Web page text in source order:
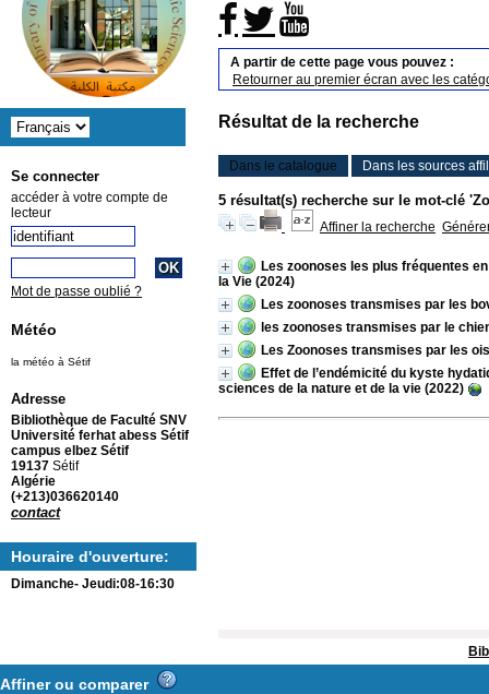
A partir de cette page vous pouvez :
Retourner au premier écran avec les
Résultat de la recherche
Dans le catalogue Dans les sources
5 résultat(s) recherche sur le mot-clé
Affiner la recherche
Les zoonoses les plus fréquentes
la Vie (2024)
Les zoonoses transmises par les
les zoonoses transmises par le
Les Zoonoses transmises par les
Effet de l’endémicité du kyste
sciences de la nature et de la vie (2022)
Se connecter
accéder à votre compte de
lecteur
Mot de passe oublié ?
Météo
la météo à Sétif
Adresse
Bibliothèque de Faculté SNV
Université ferhat abess Sétif
campus elbez Sétif
19137 Sétif
Algérie
(+213)036620140
contact
Houraire d'ouverture:
Dimanche- Jeudi:08-16:30
Affiner ou comparer